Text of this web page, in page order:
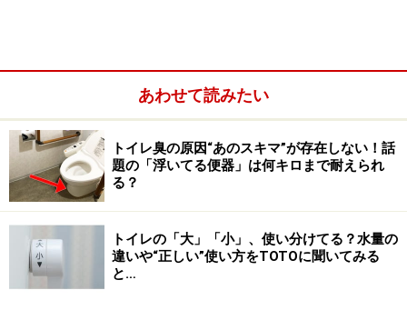
あわせて読みたい
トイレ臭の原因“あのスキマ”が存在しない！話
題の「浮いてる便器」は何キロまで耐えられ
る？
トイレの「大」「小」、使い分けてる？水量の
違いや“正しい”使い方をTOTOに聞いてみる
と…